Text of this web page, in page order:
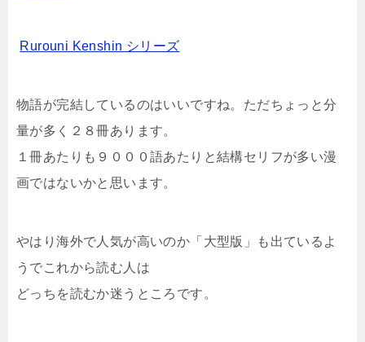
Rurouni Kenshin シリーズ
物語が完結しているのはいいですね。ただちょっと分
量が多く２８冊あります。
１冊あたりも９０００語あたりと結構セリフが多い漫
画ではないかと思います。
やはり海外で人気が高いのか「大型版」も出ているよ
うでこれから読む人は
どっちを読むか迷うところです。